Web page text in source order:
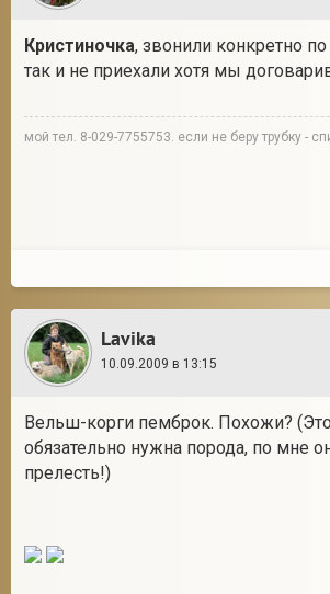
Кристиночка, звонили конкретно
так и не приехали хотя мы
мой тел. 8-029-7755753. если не беру трубку -
Lavika
10.09.2009 в 13:15
Вельш-корги пемброк. Похожи?
обязательно нужна порода, по мне
прелесть!)